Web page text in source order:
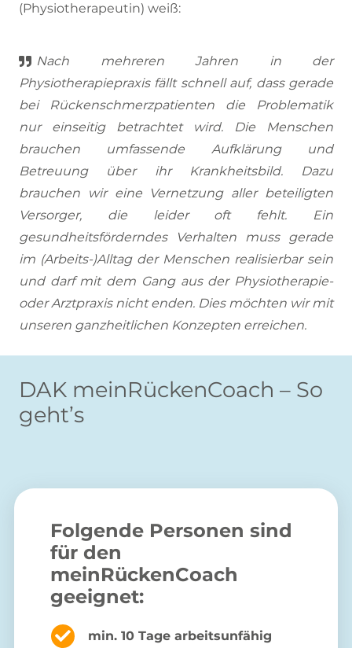
(Physiotherapeutin) weiß:
Nach mehreren Jahren in der
Physiotherapiepraxis fällt schnell auf, dass gerade
bei Rückenschmerzpatienten die Problematik
nur einseitig betrachtet wird. Die Menschen
brauchen umfassende Aufklärung und
Betreuung über ihr Krankheitsbild. Dazu
brauchen wir eine Vernetzung aller beteiligten
Versorger, die leider oft fehlt. Ein
gesundheitsförderndes Verhalten muss gerade
im (Arbeits-)Alltag der Menschen realisierbar sein
und darf mit dem Gang aus der Physiotherapie-
oder Arztpraxis nicht enden. Dies möchten wir mit
unseren ganzheitlichen Konzepten erreichen.
DAK meinRückenCoach – So
geht’s
Folgende Personen sind
für den
meinRückenCoach
geeignet:
min. 10 Tage arbeitsunfähig